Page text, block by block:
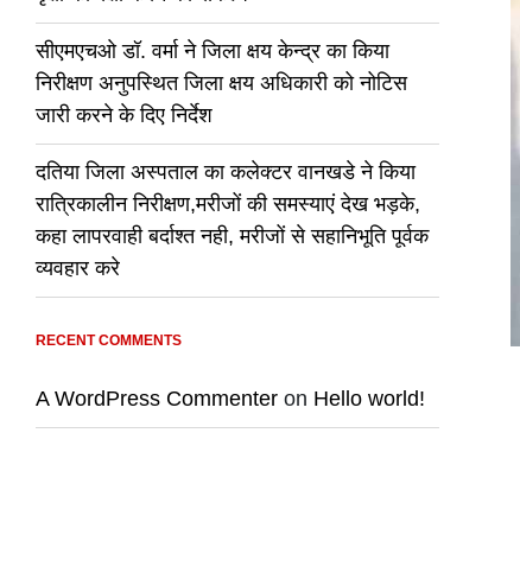
सीएमएचओ डॉ. वर्मा ने जिला क्षय केन्द्र का किया
निरीक्षण अनुपस्थित जिला क्षय अधिकारी को नोटिस
जारी करने के दिए निर्देश
दतिया जिला अस्पताल का कलेक्टर वानखडे ने किया
रात्रिकालीन निरीक्षण,मरीजों की समस्याएं देख भड़के,
कहा लापरवाही बर्दाश्त नही, मरीजों से सहानिभूति पूर्वक
व्यवहार करे
RECENT COMMENTS
A WordPress Commenter on Hello world!